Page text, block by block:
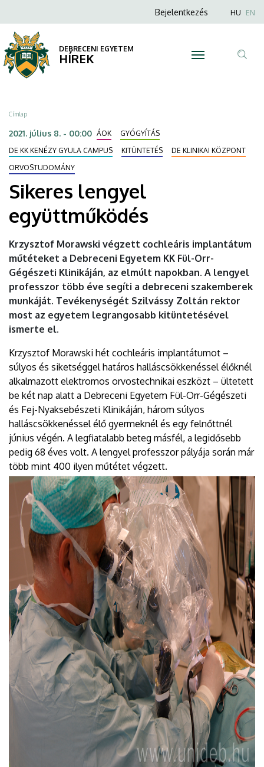
lengyel
együttműködés
DEBRECENI
EGYETEM
a
tartalomra
Anonim
menüje
Bejelentkezés HU EN
DEBRECENI EGYETEM
HÍREK
Morzsa
Címlap
2021. július 8. - 00:00 ÁOK
GYÓGYÍTÁS
DE KK KENÉZY GYULA CAMPUS
KITÜNTETÉS
DE KLINIKAI KÖZPONT
ORVOSTUDOMÁNY
Sikeres lengyel
együttműködés
Krzysztof Morawski végzett cochleáris implantátum
műtéteket a Debreceni Egyetem KK Fül-Orr-
Gégészeti Klinikáján, az elmúlt napokban. A lengyel
professzor több éve segíti a debreceni szakemberek
munkáját. Tevékenységét Szilvássy Zoltán rektor
most az egyetem legrangosabb kitüntetésével
ismerte el.
Krzysztof Morawski hét cochleáris implantátumot –
súlyos és siketséggel határos halláscsökkenéssel élőknél
alkalmazott elektromos orvostechnikai eszközt – ültetett
be két nap alatt a Debreceni Egyetem Fül-Orr-Gégészeti
és Fej-Nyaksebészeti Klinikáján, három súlyos
halláscsökkenéssel élő gyermeknél és egy felnőttnél
június végén. A legfiatalabb beteg másfél, a legidősebb
pedig 68 éves volt. A lengyel professzor pályája során már
több mint 400 ilyen műtétet végzett.